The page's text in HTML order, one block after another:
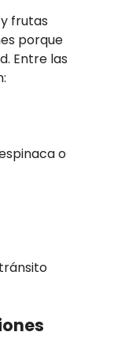
frutas
porque
Entre las
o